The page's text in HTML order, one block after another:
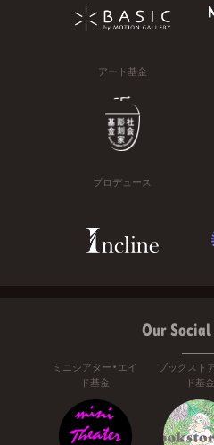
アート基金
プロデュース
Our
ミニシアター・エイ
ド基金
ブックスト
ド基金